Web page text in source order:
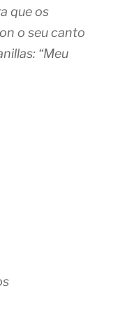
que os
o seu canto
“Meu